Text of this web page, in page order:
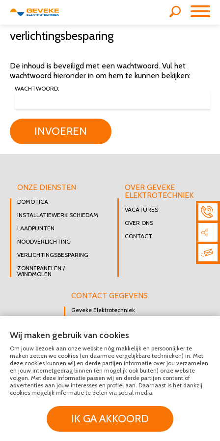
verlichtingsbesparing
De inhoud is beveiligd met een wachtwoord. Vul het
wachtwoord hieronder in om hem te kunnen bekijken:
WACHTWOORD:
INVOEREN
ONZE DIENSTEN
DOMOTICA
INSTALLATIEWERK SCHIEDAM
LAADPUNTEN
NOODVERLICHTING
VERLICHTINGSBESPARING
ZONNEPANELEN /
WINDMOLEN
OVER GEVEKE
ELEKTROTECHNIEK
VACATURES
OVER ONS
CONTACT
CONTACT GEGEVENS
Geveke Elektrotechniek
3112 GK Schiedam
DIRECT CONTACT
OPNEMEN
010 426 8447
MAIL ONS
© Geveke Elektrotechniek 2020 - 2026
Algemene Voorwaarden
Wij maken gebruik van cookies
Om jouw bezoek aan onze website nóg makkelijk en persoonlijker te
maken zetten we cookies (en daarmee vergelijkbare technieken) in. Met
deze cookies kunnen wij en derde partijen informatie over jou verzamelen
en jouw internetgedrag binnen (en mogelijk ook buiten) onze website
volgen. Met deze informatie passen wij en derde partijen content of
advertenties aan jouw interesses en profiel aan. Daarnaast is het dankzij
cookies mogelijk informatie te delen via social media.
IK GA AKKOORD